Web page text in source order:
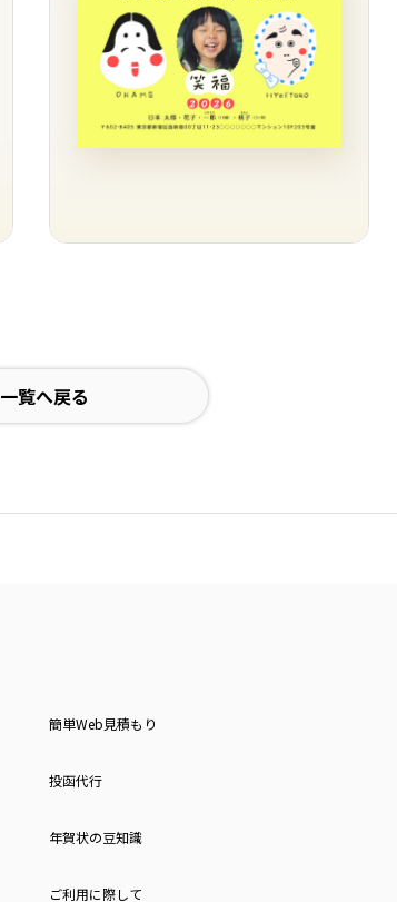
一覧へ戻る
簡単Web見積もり
投函代行
年賀状の豆知識
ご利用に際して